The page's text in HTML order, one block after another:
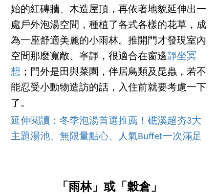
始的紅磚牆、木造屋頂，再依著地貌延伸出一
處戶外泡湯空間，種植了各式各樣的花草，成
為一座舒適美麗的小雨林。推開門才發現室內
空間那麼寬敞、寧靜，很適合在窗邊靜坐冥
想 ；門外是田與菜園，伴居鳥類及昆蟲，若不
能忍受小動物造訪的話，入住前就要考慮一下
了。
延伸閱讀：冬季泡湯首選推薦！礁溪超夯3大
主題湯池、無限量點心、人氣Buffet一次滿足
「雨林」或「穀倉」